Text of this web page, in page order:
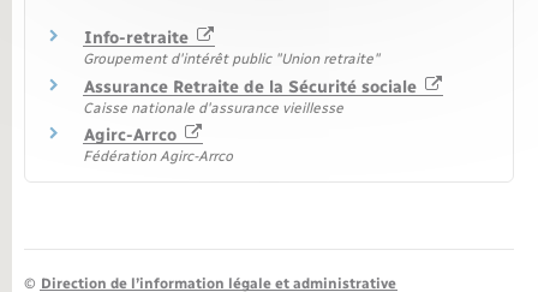
Info-retraite
Groupement d'intérêt public "Union retraite"
Assurance Retraite de la Sécurité sociale
Caisse nationale d'assurance vieillesse
Agirc-Arrco
Fédération Agirc-Arrco
© Direction de l’information légale et administrative